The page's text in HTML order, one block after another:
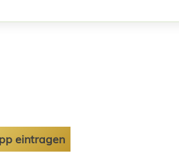
eintragen